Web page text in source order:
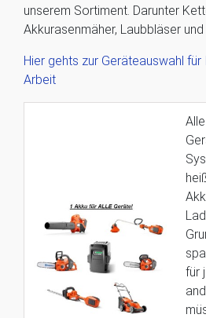
unserem Sortiment. Darunter
Akkurasenmäher, Laubbläser
Hier gehts zur Geräteauswahl
Arbeit
für